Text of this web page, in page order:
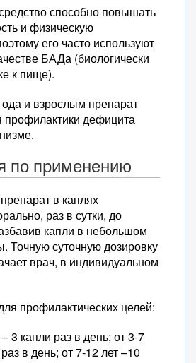
способно повышать
и физическую
его часто используют
БАДа (биологически
к пище).
и взрослым препарат
профилактики дефицита
по применению
в каплях
раз в сутки, до
капли в небольшом
Точную суточную дозировку
врач, в индивидуальном
профилактических целей:
3 капли раз в день; от 3-7
в день; от 7-12 лет –10